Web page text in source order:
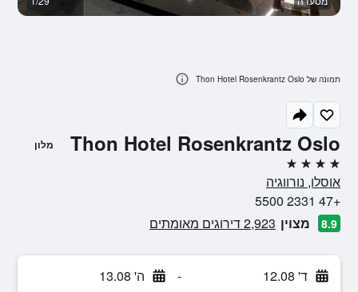
Thon Hotel Rosenkrantz Oslo מלון
4 כוכבים
אוסלו, נורווגיה
+47 2331 5500
8.9 מצוין 2,923 דירוגים מאומתים
ד' 12.08 - ה' 13.08
תמונה של Thon Hotel Rosenkrantz Oslo